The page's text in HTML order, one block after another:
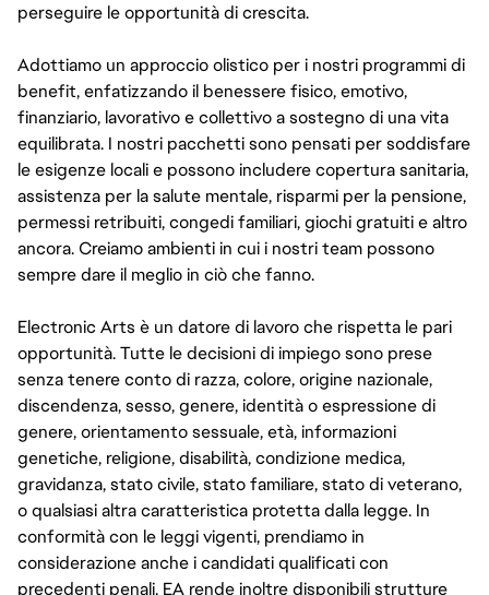
perseguire le opportunità di crescita.
Adottiamo un approccio olistico per i nostri programmi di
benefit, enfatizzando il benessere fisico, emotivo,
finanziario, lavorativo e collettivo a sostegno di una vita
equilibrata. I nostri pacchetti sono pensati per soddisfare
le esigenze locali e possono includere copertura sanitaria,
assistenza per la salute mentale, risparmi per la pensione,
permessi retribuiti, congedi familiari, giochi gratuiti e altro
ancora. Creiamo ambienti in cui i nostri team possono
sempre dare il meglio in ciò che fanno.
Electronic Arts è un datore di lavoro che rispetta le pari
opportunità. Tutte le decisioni di impiego sono prese
senza tenere conto di razza, colore, origine nazionale,
discendenza, sesso, genere, identità o espressione di
genere, orientamento sessuale, età, informazioni
genetiche, religione, disabilità, condizione medica,
gravidanza, stato civile, stato familiare, stato di veterano,
o qualsiasi altra caratteristica protetta dalla legge. In
conformità con le leggi vigenti, prendiamo in
considerazione anche i candidati qualificati con
precedenti penali. EA rende inoltre disponibili strutture